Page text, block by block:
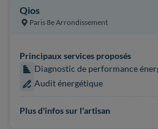
Qios
Paris 8e Arrondissement
Principaux services proposés
Diagnostic de performance
Audit énergétique
Plus d'infos sur l'artisan